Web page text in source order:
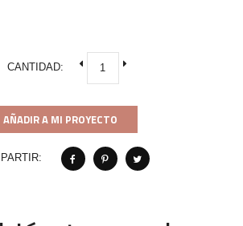
CANTIDAD:
AÑADIR A MI PROYECTO